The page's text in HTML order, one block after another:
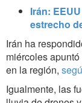
Irán:
estrecho
Irán ha
miércoles
en la región,
Igualmente, las